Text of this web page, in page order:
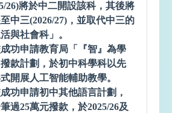
26)將於中二開設該科，其後將
中三(2026/27)，並取代中三的
活與社會科」。
功申請教育局「『智』為學
款計劃，於初中科學科以先
開展人工智能輔助教學。
功申請初中其他語言計劃，
過25萬元撥款，於2025/26及